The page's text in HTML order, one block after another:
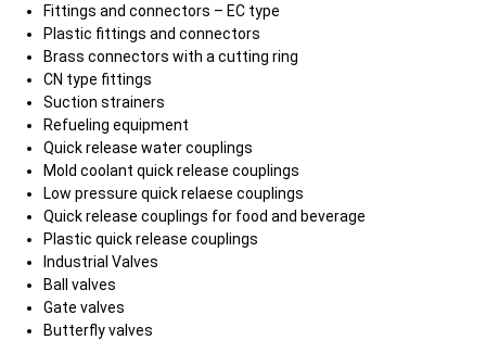
Fittings and connectors – EC type
Plastic fittings and connectors
Brass connectors with a cutting ring
CN type fittings
Suction strainers
Refueling equipment
Quick release water couplings
Mold coolant quick release couplings
Low pressure quick relaese couplings
Quick release couplings for food and beverage
Plastic quick release couplings
Industrial Valves
Ball valves
Gate valves
Butterfly valves